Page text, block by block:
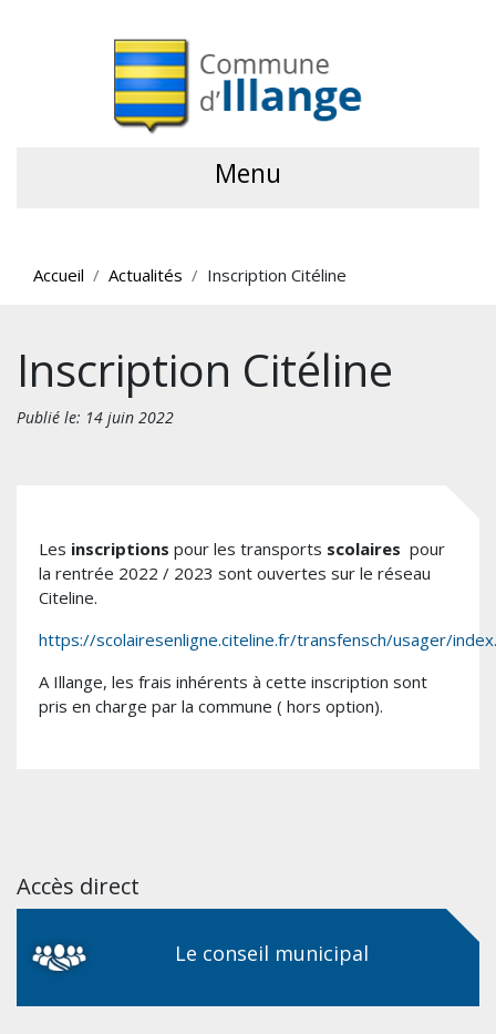
Menu
Accueil Actualités Inscription Citéline
Inscription Citéline
Publié le: 14 juin 2022
Les inscriptions pour les transports scolaires pour
la rentrée 2022 / 2023 sont ouvertes sur le réseau
Citeline.
https://scolairesenligne.citeline.fr/transfensch/usager/
A Illange, les frais inhérents à cette inscription sont
pris en charge par la commune ( hors option).
Accès direct
Le conseil municipal